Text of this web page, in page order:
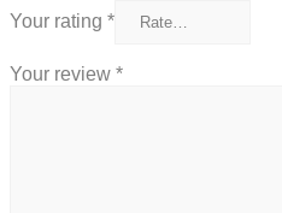
Your rating *
Your review *